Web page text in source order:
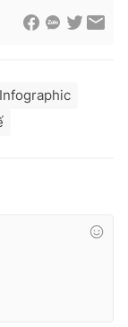
Infographic